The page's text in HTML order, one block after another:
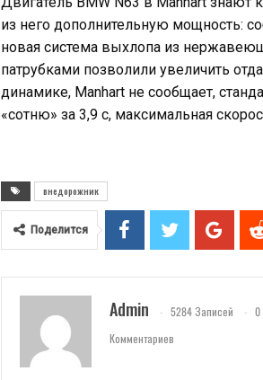
из него дополнительную мощность:
новая система выхлопа из
патрубками позволили увеличить
динамике, Manhart не сообщает,
«сотню» за 3,9 с, максимальная
внедорожник
Поделится
Admin 5284 Записей
0
Комментариев